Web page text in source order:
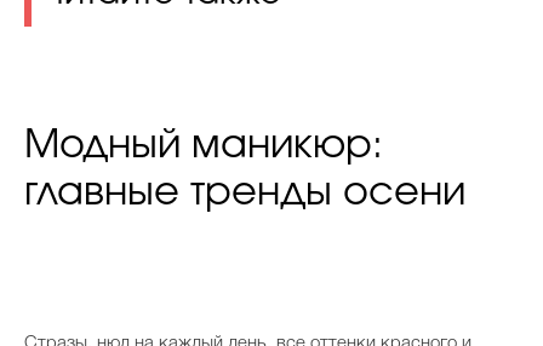
Модный маникюр:
главные тренды осени